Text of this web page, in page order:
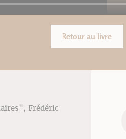
Retour au livre
Frédéric